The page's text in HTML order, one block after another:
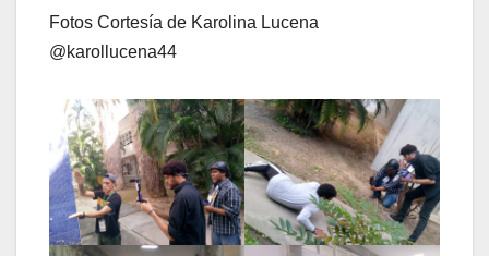
Fotos Cortesía de Karolina Lucena
@karollucena44